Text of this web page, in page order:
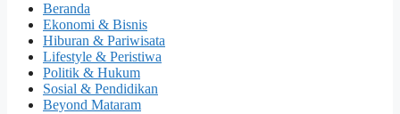
Beranda
Ekonomi & Bisnis
Hiburan & Pariwisata
Lifestyle & Peristiwa
Politik & Hukum
Sosial & Pendidikan
Beyond Mataram